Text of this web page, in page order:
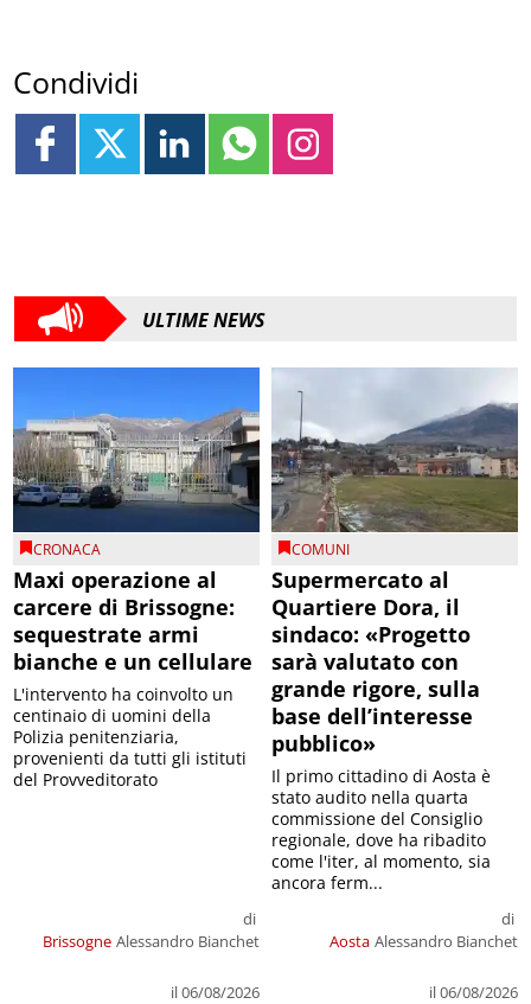
Condividi
ULTIME NEWS
CRONACA
Maxi operazione al
carcere di Brissogne:
sequestrate armi
bianche e un cellulare
Brissogne
di
Alessandro Bianchet
il 06/08/2026
L'intervento ha coinvolto un
centinaio di uomini della
Polizia penitenziaria,
provenienti da tutti gli istituti
del Provveditorato
COMUNI
Supermercato al
Quartiere Dora, il
sindaco: «Progetto
sarà valutato con
grande rigore, sulla
base dell’interesse
pubblico»
Aosta
di
Alessandro Bianchet
il 06/08/2026
Il primo cittadino di Aosta è
stato audito nella quarta
commissione del Consiglio
regionale, dove ha ribadito
come l'iter, al momento, sia
ancora ferm...